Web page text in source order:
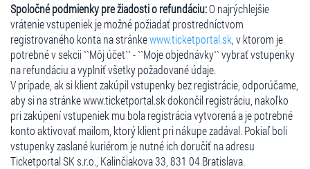
Spoločné podmienky pre žiadosti o refundáciu:O najrýchlejšie
vrátenie vstupeniek je možné požiadať prostredníctvom
registrovaného konta na stránkewww.ticketportal.sk , v ktorom je
potrebné v sekcii ``Môj účet`` - ``Moje objednávky`` vybrať vstupenky
na refundáciu a vyplniť všetky požadované údaje.
V prípade, ak si klient zakúpil vstupenky bez registrácie, odporúčame,
aby si na stránke www.ticketportal.sk dokončil registráciu, nakoľko
pri zakúpení vstupeniek mu bola registrácia vytvorená a je potrebné
konto aktivovať mailom, ktorý klient pri nákupe zadával. Pokiaľ boli
vstupenky zaslané kuriérom je nutné ich doručiť na adresu
Ticketportal SK s.r.o., Kalinčiakova 33, 831 04 Bratislava.